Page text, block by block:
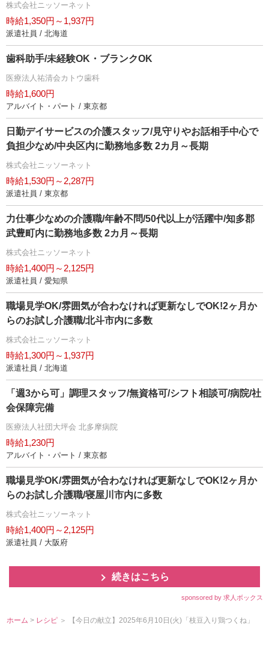
株式会社ニッソーネット
時給1,350円～1,937円
派遣社員 / 北海道
歯科助手/未経験OK・ブランクOK
医療法人祐清会カトウ歯科
時給1,600円
アルバイト・パート / 東京都
日勤デイサービスの介護スタッフ/見守りやお話相手中心で
負担少なめ/中央区内に勤務地多数 2カ月～長期
株式会社ニッソーネット
時給1,530円～2,287円
派遣社員 / 東京都
力仕事少なめの介護職/年齢不問/50代以上が活躍中/知多郡
武豊町内に勤務地多数 2カ月～長期
株式会社ニッソーネット
時給1,400円～2,125円
派遣社員 / 愛知県
職場見学OK/雰囲気が合わなければ更新なしでOK!2ヶ月か
らのお試し介護職/北斗市内に多数
株式会社ニッソーネット
時給1,300円～1,937円
派遣社員 / 北海道
「週3から可」調理スタッフ/無資格可/シフト相談可/病院/社
会保障完備
医療法人社団大坪会 北多摩病院
時給1,230円
アルバイト・パート / 東京都
職場見学OK/雰囲気が合わなければ更新なしでOK!2ヶ月か
らのお試し介護職/寝屋川市内に多数
株式会社ニッソーネット
時給1,400円～2,125円
派遣社員 / 大阪府
続きはこちら
sponsored by 求人ボックス
ホーム > レシピ ＞ 【今日の献立】2025年6月10日(火)「枝豆入り鶏つくね」